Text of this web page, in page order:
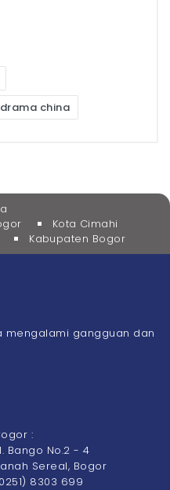
china
Kota Cimahi
Kabupaten Bogor
mengalami gangguan dan
:
Bango No.2 - 4
Sereal, Bogor
8303 699